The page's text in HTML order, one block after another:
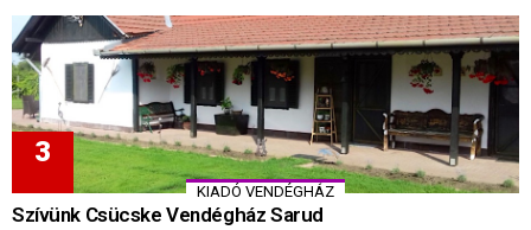
KIADÓ VENDÉGHÁZ
Szívünk Csücske Vendégház Sarud